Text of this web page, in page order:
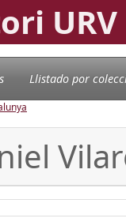
URV
Llistado por